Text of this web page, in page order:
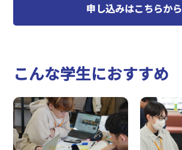
申し込みはこちらから
こんな学生におすすめ